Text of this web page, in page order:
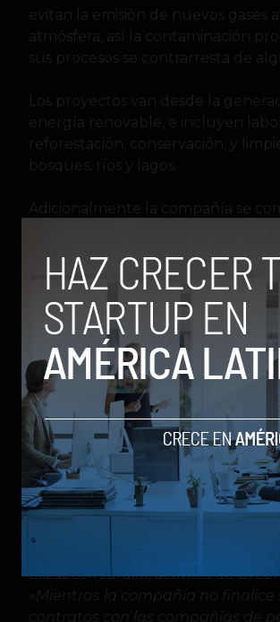
evitan la emisión de nuevos gases
atmósfera, así la contaminación
sus procesos se contrarresta de
Los proyectos van desde la
energía renovable, e incluyen
reforestación, conservación, y
bosques, ríos y lagos.
Adicionalmente la compañía se
las tecnologías de reducción,
extracción de carbono de la
Pese a sus buenas acciones
envuelta en polémicas debido a
proveedor de software y servicios
compañías de petróleo y gas
Corporation y BP.«Si bien hay
celebrar en el anuncio de
resuelve un gran vacío: los
Microsoft para ayudar a las
combustibles fósiles a perforar
Elizabeth Jardim, activista de
«Mientras la compañía no finalice
contratos con las compañías de